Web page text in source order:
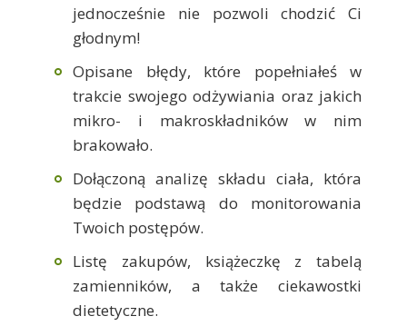
jednocześnie nie pozwoli chodzić Ci
głodnym!
Opisane błędy, które popełniałeś w
trakcie swojego odżywiania oraz jakich
mikro- i makroskładników w nim
brakowało.
Dołączoną analizę składu ciała, która
będzie podstawą do monitorowania
Twoich postępów.
Listę zakupów, książeczkę z tabelą
zamienników, a także ciekawostki
dietetyczne.